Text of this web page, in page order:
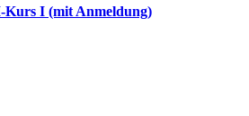
Kurs I (mit Anmeldung)